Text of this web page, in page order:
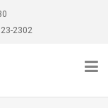
2302